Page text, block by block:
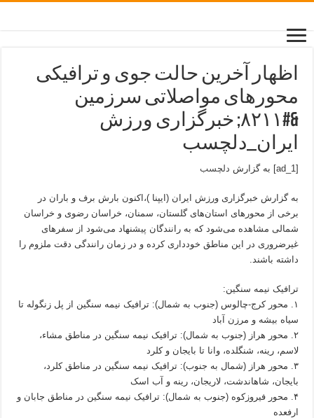
اظهار آخرین حالت جوی و ترافیکی
محورهای مواصلاتی سرزمین
&#۸۲۱۱; خبرگزاری ورزش
ایران_دلچسب
[ad_1] به گزارش دلچسب
به گزارش خبرگزاری ورزش ایران (ایپنا )،اکنون بارش برف و باران در
برخی از محورهای استان‌های گلستان، سمنان، خراسان رضوی و خراسان
شمالی مشاهده می‌شود که به رانندگان پیشنهاد می‌شود از سفرهای
غیرضروری در این مناطق خودداری کرده و در زمان رانندگی دقت ملزوم را
داشته باشند.
ترافیک نیمه سنگین:
۱. محور کرج-چالوس (جنوب به شمال): ترافیک نیمه سنگین از پل زنگوله تا
سیاه بیشه و مرزن آباد
۲. محور هراز (جنوب به شمال): ترافیک نیمه سنگین در مناطق مشاء،
لاسم، رینه، شنگلده، وانا تا بایجان و کلرد
۳. محور هراز (شمال به جنوب): ترافیک نیمه سنگین در مناطق کلرد،
بایجان، شاهاندشت، لاریجان، رینه و آب اسک
۴. محور فیروزکوه (جنوب به شمال): ترافیک نیمه سنگین در مناطق جابان و
ارفعده